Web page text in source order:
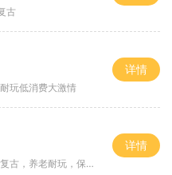
古
玩低消费大激情
详情
，养老耐玩，保底回収
详情